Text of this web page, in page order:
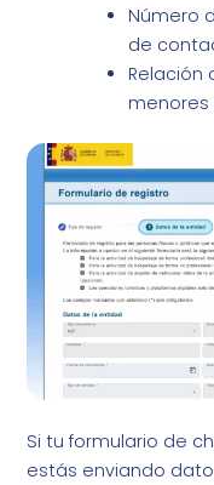
Número
de
Relación
Si tu formulario de
estás enviando